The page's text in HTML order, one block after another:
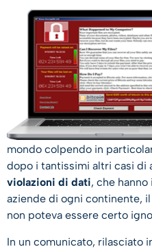
mondo colpendo in
dopo i tantissimi altri casi di
violazioni di dati, che
aziende di ogni continente,
non poteva essere certo
In un comunicato, rilasciato